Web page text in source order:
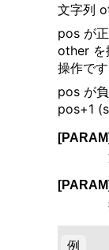
文字列
pos が
other を
操作です
pos が
pos+1
例